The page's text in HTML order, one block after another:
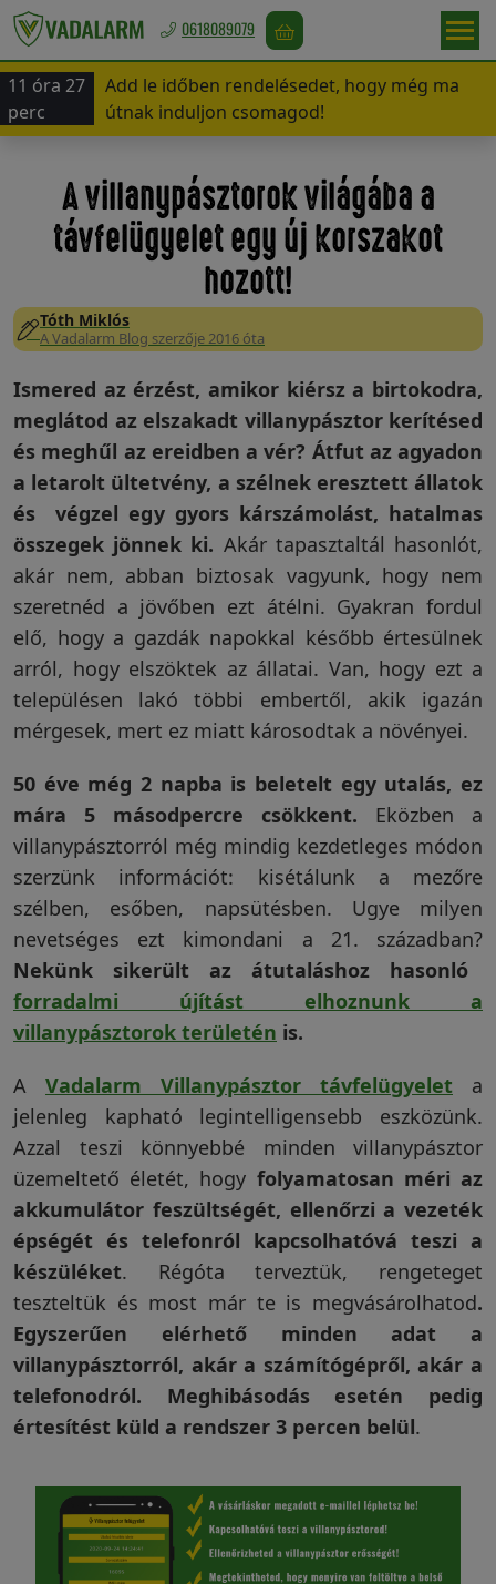
Europa
/
Vadriasztás
Madárriasztás
Rágcsálóriasztás
Vakondriasztás
Villanypásztor
Napelem
GPS
nyomkövetés
Kiegészítők
Garanciáink
Szakértői
blog
Légy
viszonteladó!
Rólunk
Szállítás,
Visszaküldési
politika
0618089079
11 óra 27
perc
Add le időben rendelésedet, hogy még ma
útnak induljon csomagod!
A villanypásztorok világába a
távfelügyelet egy új korszakot
hozott!
Tóth Miklós
A Vadalarm Blog szerzője 2016 óta
Ismered az érzést, amikor kiérsz a birtokodra,
meglátod az elszakadt villanypásztor kerítésed
és meghűl az ereidben a vér? Átfut az agyadon
a letarolt ültetvény, a szélnek eresztett állatok
és végzel egy gyors kárszámolást, hatalmas
összegek jönnek ki. Akár tapasztaltál hasonlót,
akár nem, abban biztosak vagyunk, hogy nem
szeretnéd a jövőben ezt átélni. Gyakran fordul
elő, hogy a gazdák napokkal később értesülnek
arról, hogy elszöktek az állatai. Van, hogy ezt a
településen lakó többi embertől, akik igazán
mérgesek, mert ez miatt károsodtak a növényei.
50 éve még 2 napba is beletelt egy utalás, ez
mára 5 másodpercre csökkent. Eközben a
villanypásztorról még mindig kezdetleges módon
szerzünk információt: kisétálunk a mezőre
szélben, esőben, napsütésben. Ugye milyen
nevetséges ezt kimondani a 21. században?
Nekünk sikerült az átutaláshoz hasonló
forradalmi újítást elhoznunk a
villanypásztorok területén is.
A Vadalarm Villanypásztor távfelügyelet a
jelenleg kapható legintelligensebb eszközünk.
Azzal teszi könnyebbé minden villanypásztor
üzemeltető életét, hogy folyamatosan méri az
akkumulátor feszültségét, ellenőrzi a vezeték
épségét és telefonról kapcsolhatóvá teszi a
készüléket. Régóta terveztük, rengeteget
teszteltük és most már te is megvásárolhatod.
Egyszerűen elérhető minden adat a
villanypásztorról, akár a számítógépről, akár a
telefonodról. Meghibásodás esetén pedig
értesítést küld a rendszer 3 percen belül.